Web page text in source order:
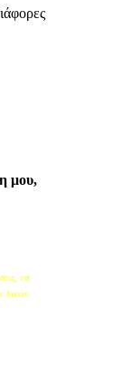
μου,
να
δικών